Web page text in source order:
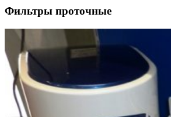
Фильтры проточные